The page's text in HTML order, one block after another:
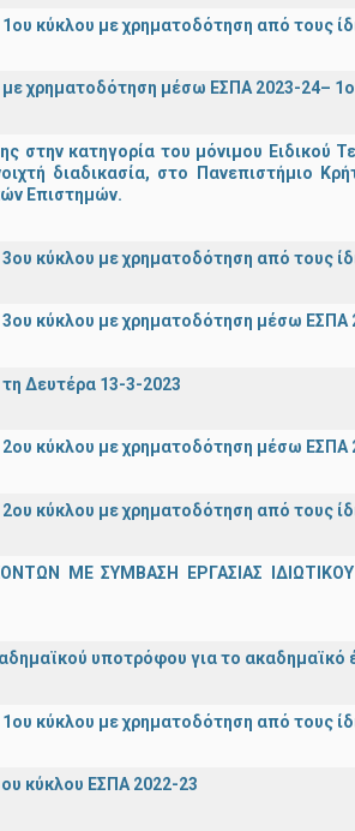
κύκλου με χρηματοδότηση από τους
χρηματοδότηση μέσω ΕΣΠΑ 2023-24–
στην κατηγορία του μόνιμου Ειδικού
διαδικασία, στο Πανεπιστήμιο
Επιστημών.
κύκλου με χρηματοδότηση από τους
κύκλου με χρηματοδότηση μέσω ΕΣΠΑ
Δευτέρα 13-3-2023
κύκλου με χρηματοδότηση μέσω ΕΣΠΑ
κύκλου με χρηματοδότηση από τους
ΜΕ ΣΥΜΒΑΣΗ ΕΡΓΑΣΙΑΣ
υποτρόφου για το ακαδημαϊκό
κύκλου με χρηματοδότηση από τους
κύκλου ΕΣΠΑ 2022-23